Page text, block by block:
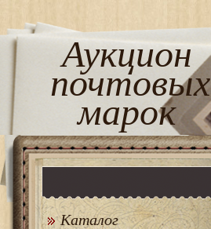
Аукцион
почтовых
марок
Каталог